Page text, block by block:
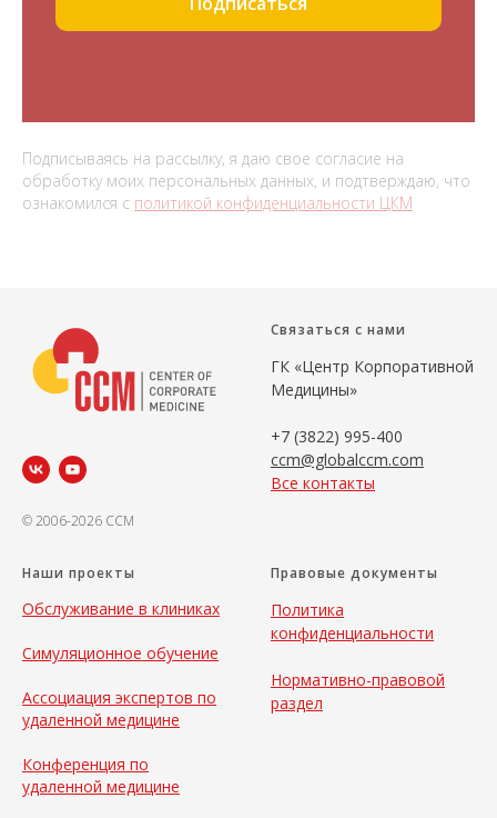
Подписываясь на рассылку, я даю свое согласие на
обработку моих персональных данных, и подтверждаю, что
ознакомился с политикой конфиденциальности ЦКМ
© 2006-2026 CCM
Связаться с нами
ГК «Центр Корпоративной
Медицины»
+7 (3822) 995-400
ccm@globalccm.com
Все контакты
Наши проекты
Обслуживание в клиниках
Симуляционное обучение
Ассоциация экспертов по
удаленной медицине
Конференция по
удаленной медицине
Правовые документы
Политика
конфиденциальности
Нормативно-правовой
раздел